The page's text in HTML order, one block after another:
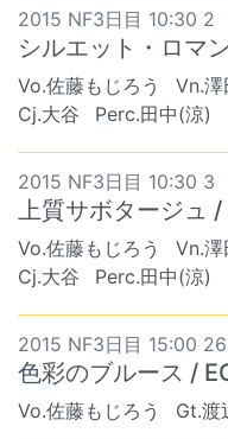
2015 NF3日目 10:30 2
シルエット・ロマ
Vo.佐藤もじろう Vn.澤
Cj.大谷
Perc.田中(涼)
2015 NF3日目 10:30 3
上質サボタージ
Vo.佐藤もじろう Vn.澤
Cj.大谷
Perc.田中(涼)
2015 NF3日目 15:00 26
色彩のブルース /
Vo.佐藤もじろう Gt.渡